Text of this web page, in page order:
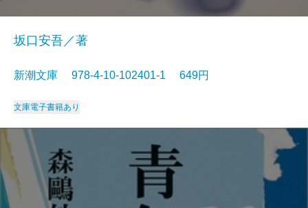
坂口安吾／著
新潮文庫 978-4-10-102401-1 649円
文庫電子書籍あり